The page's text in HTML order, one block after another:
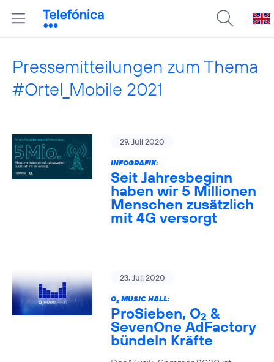
Pressemitteilungen zum Thema
#Ortel_Mobile 2021
29. Juli 2020
INFOGRAFIK:
Seit Jahresbeginn
haben wir 5 Millionen
Menschen zusätzlich
mit 4G versorgt
23. Juli 2020
O2MUSIC HALL:
ProSieben, O2 &
SevenOne AdFactory
bündeln Kräfte